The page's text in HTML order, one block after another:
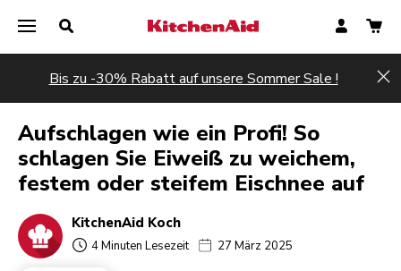
Bis zu -30% Rabatt auf unsere Sommer Sale !
Aufschlagen wie ein Profi! So
schlagen Sie Eiweiß zu weichem,
festem oder steifem Eischnee auf
KitchenAid Koch
4 Minuten Lesezeit 27 März 2025